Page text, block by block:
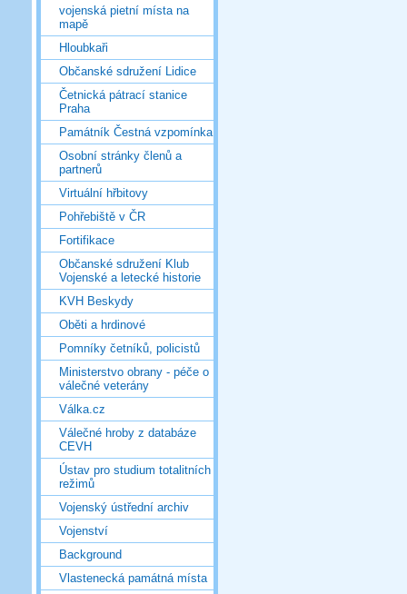
vojenská pietní místa na
mapě
Hloubkaři
Občanské sdružení Lidice
Četnická pátrací stanice
Praha
Památník Čestná vzpomínka
Osobní stránky členů a
partnerů
Virtuální hřbitovy
Pohřebiště v ČR
Fortifikace
Občanské sdružení Klub
Vojenské a letecké historie
KVH Beskydy
Oběti a hrdinové
Pomníky četníků, policistů
Ministerstvo obrany - péče o
válečné veterány
Válka.cz
Válečné hroby z databáze
CEVH
Ústav pro studium totalitních
režimů
Vojenský ústřední archiv
Vojenství
Background
Vlastenecká památná místa